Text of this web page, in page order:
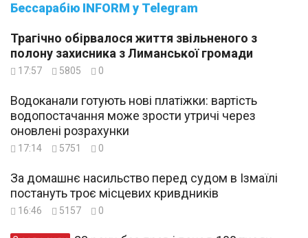
Бессарабію INFORM у Telegram
Трагічно обірвалося життя звільненого з
полону захисника з Лиманської громади
17:57 5805 0
Водоканали готують нові платіжки: вартість
водопостачання може зрости утричі через
оновлені розрахунки
17:14 5751 0
За домашнє насильство перед судом в Ізмаїлі
постануть троє місцевих кривдників
16:46 5157 0